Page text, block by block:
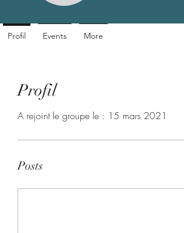
Profil
A rejoint le groupe le : 15 mars 2021
Posts
Profil Events More